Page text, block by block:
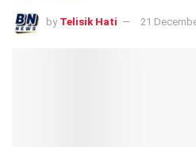
by Telisik Hati 21